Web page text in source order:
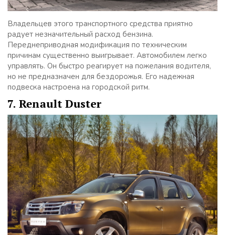
Владельцев этого транспортного средства приятно
радует незначительный расход бензина.
Переднеприводная модификация по техническим
причинам существенно выигрывает. Автомобилем легко
управлять. Он быстро реагирует на пожелания водителя,
но не предназначен для бездорожья. Его надежная
подвеска настроена на городской ритм.
7. Renault Duster